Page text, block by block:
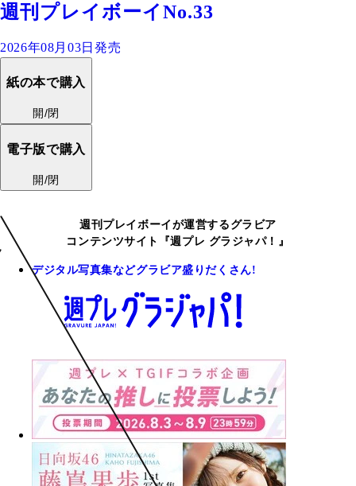
週刊プレイボーイNo.33
2026年08月03日発売
紙の本で購入
開/閉
電子版で購入
開/閉
週刊プレイボーイが運営するグラビア
コンテンツサイト『週プレ グラジャパ！』
デジタル写真集などグラビア盛りだくさん!